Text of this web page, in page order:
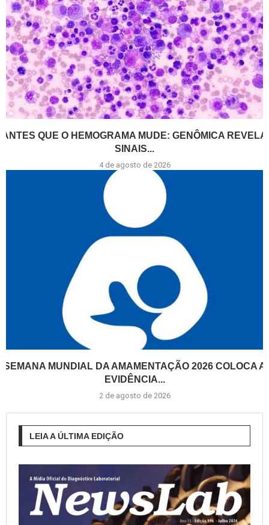
ANTES QUE O HEMOGRAMA MUDE: GENÔMICA REVELA
SINAIS...
4 de agosto de 2026
SEMANA MUNDIAL DA AMAMENTAÇÃO 2026 COLOCA A
EVIDÊNCIA...
2 de agosto de 2026
LEIA A ÚLTIMA EDIÇÃO